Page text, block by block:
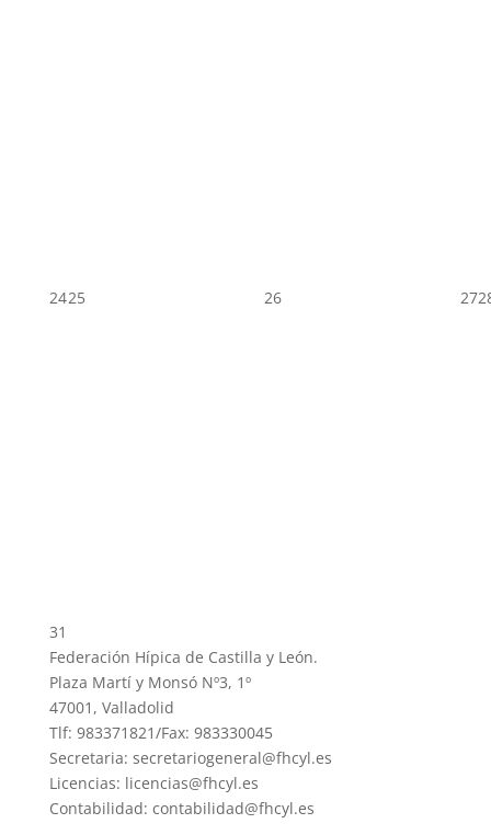
2425 26 27
31
Federación Hípica de Castilla y León.
Plaza Martí y Monsó Nº3, 1º
47001, Valladolid
Tlf: 983371821/Fax: 983330045
Secretaria: secretariogeneral@fhcyl.es
Licencias: licencias@fhcyl.es
Contabilidad: contabilidad@fhcyl.es